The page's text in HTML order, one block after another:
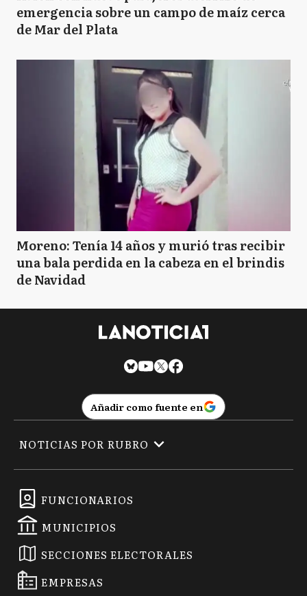
emergencia sobre un campo de maíz cerca
de Mar del Plata
Moreno: Tenía 14 años y murió tras recibir
una bala perdida en la cabeza en el brindis
de Navidad
Añadir como fuente en
FUNCIONARIOS
MUNICIPIOS
SECCIONES ELECTORALES
EMPRESAS
NOTICIAS POR RUBRO